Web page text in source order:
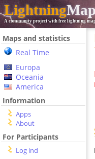
Lightning
A community project with free lightning
Maps and statistics
Real Time
Europa
Oceania
America
Information
Apps
About
For Participants
Log ind